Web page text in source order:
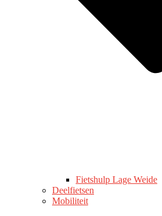
Fietshulp Lage Weide
Deelfietsen
Mobiliteit